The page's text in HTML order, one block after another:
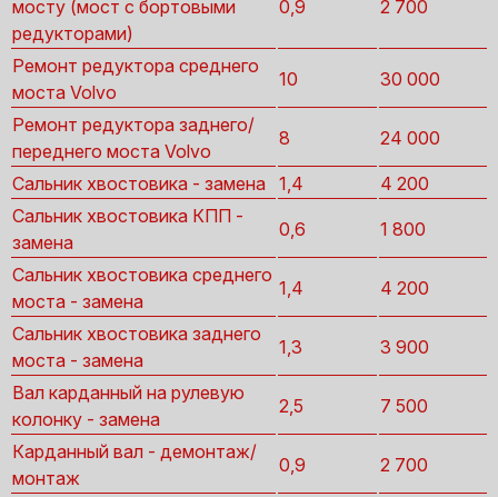
мосту (мост с бортовыми
редукторами)
0,9 2 700
Ремонт редуктора среднего
моста Volvo
10 30 000
Ремонт редуктора заднего/
переднего моста Volvo
8 24 000
Сальник хвостовика - замена 1,4
4 200
Сальник хвостовика КПП -
замена
0,6 1 800
Сальник хвостовика среднего
моста - замена
1,4 4 200
Сальник хвостовика заднего
моста - замена
1,3 3 900
Вал карданный на рулевую
колонку - замена
2,5 7 500
Карданный вал - демонтаж/
монтаж
0,9 2 700